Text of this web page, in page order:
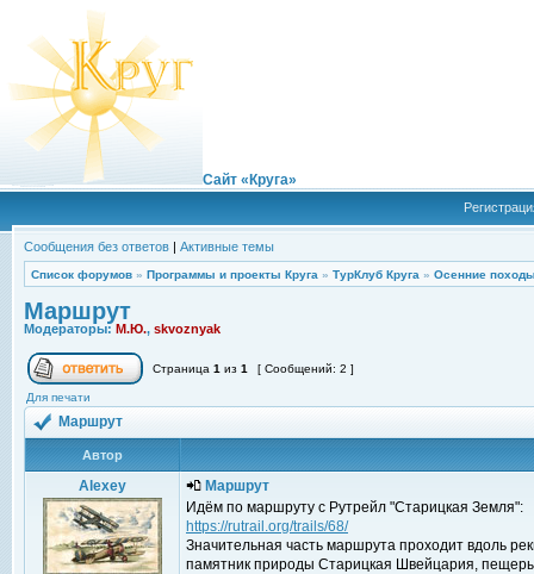
Сайт «Круга»
Сообщения без ответов | Активные темы
Список форумов » Программы и проекты Круга » ТурКлуб Круга » Осенние
Маршрут
Модераторы: М.Ю., skvoznyak
Страница 1 из 1 [ Сообщений: 2 ]
Для печати
Маршрут
Автор
Alexey
Маршрут
Идём по маршруту с Рутрейл "Старицкая Земля":
https://rutrail.org/trails/68/
Значительная часть маршрута проходит вдоль
памятник природы Старицкая Швейцария,